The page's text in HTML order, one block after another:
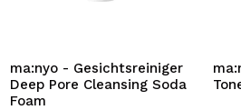
ma:nyo - Gesichtsreiniger
Deep Pore Cleansing Soda
Foam